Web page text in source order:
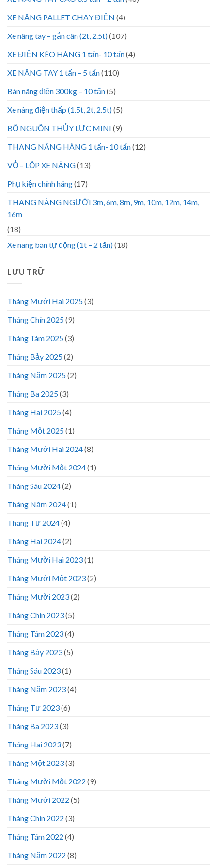
XE NÂNG PALLET CHẠY ĐIỆN (4)
Xe nâng tay – gắn cân (2t, 2.5t)(107)
XE ĐIỆN KÉO HÀNG 1 tấn- 10 tấn(4)
XE NÂNG TAY 1 tấn – 5 tấn(110)
Bàn nâng điện 300kg – 10 tấn(5)
Xe nâng điện thấp (1.5t, 2t, 2.5t)(5)
BỘ NGUỒN THỦY LỰC MINI (9)
THANG NÂNG HÀNG 1 tấn- 10 tấn(12)
VỎ – LỐP XE NÂNG(13)
Phụ kiện chính hãng(17)
THANG NÂNG NGƯỜI 3m, 6m, 8m, 9m, 10m, 12m, 14m,
16m
(18)
Xe nâng bán tự động (1t – 2 tấn)(18)
LƯU TRỮ
Tháng Mười Hai 2025(3)
Tháng Chín 2025(9)
Tháng Tám 2025(3)
Tháng Bảy 2025(2)
Tháng Năm 2025(2)
Tháng Ba 2025(3)
Tháng Hai 2025(4)
Tháng Một 2025(1)
Tháng Mười Hai 2024(8)
Tháng Mười Một 2024(1)
Tháng Sáu 2024(2)
Tháng Năm 2024(1)
Tháng Tư 2024(4)
Tháng Hai 2024(2)
Tháng Mười Hai 2023(1)
Tháng Mười Một 2023(2)
Tháng Mười 2023(2)
Tháng Chín 2023(5)
Tháng Tám 2023(4)
Tháng Bảy 2023(5)
Tháng Sáu 2023(1)
Tháng Năm 2023(4)
Tháng Tư 2023(6)
Tháng Ba 2023(3)
Tháng Hai 2023(7)
Tháng Một 2023(3)
Tháng Mười Một 2022 (9)
Tháng Mười 2022 (5)
Tháng Chín 2022 (3)
Tháng Tám 2022 (4)
Tháng Năm 2022 (8)